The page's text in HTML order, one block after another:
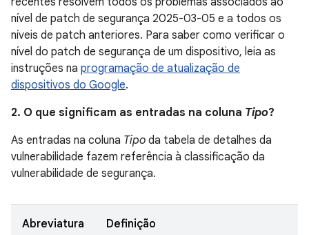
nível de patch de segurança 2025-03-05 e a todos os
níveis de patch anteriores. Para saber como verificar o
nível do patch de segurança de um dispositivo, leia as
instruções na programação de atualização de
dispositivos do Google.
2. O que significam as entradas na coluna Tipo?
As entradas na coluna Tipo da tabela de detalhes da
vulnerabilidade fazem referência à classificação da
vulnerabilidade de segurança.
Abreviatura Definição